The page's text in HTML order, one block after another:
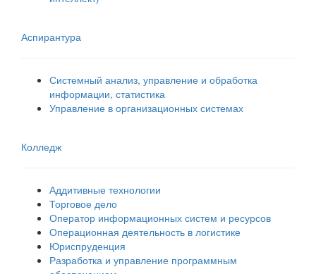
Аспирантура
Системный анализ, управление и обработка
информации, статистика
Управление в организационных системах
Колледж
Аддитивные технологии
Торговое дело
Оператор информационных систем и ресурсов
Операционная деятельность в логистике
Юриспруденция
Разработка и управление программным